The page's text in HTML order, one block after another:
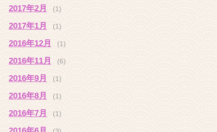
2017年2月 (1)
2017年1月 (1)
2016年12月 (1)
2016年11月 (6)
2016年9月 (1)
2016年8月 (1)
2016年7月 (1)